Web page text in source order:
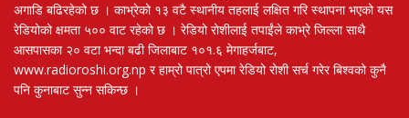
अगाडि बढिरहेको छ । काभ्रेको १३ वटै स्थानीय तहलाई लक्षित गरि स्थापना भएको यस
रेडियोको क्षमता ५०० वाट रहेको छ । रेडियो रोशीलाई तपाईंले काभ्रे जिल्ला साथै
आसपासका २० वटा भन्दा बढी जिलाबाट १०१.६ मेगाहर्जबाट,
www.radioroshi.org.np र हाम्रो पात्रो एपमा रेडियो रोशी सर्च गरेर बिश्वको कुनै
पनि कुनाबाट सुन्न सकिन्छ ।